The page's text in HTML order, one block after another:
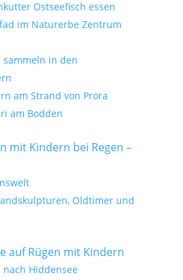
Ostseefisch essen
im Naturerbe Zentrum
in den
am Strand von Prora
am Bodden
mit Kindern bei Regen –
Oldtimer und
auf Rügen mit Kindern
Hiddensee